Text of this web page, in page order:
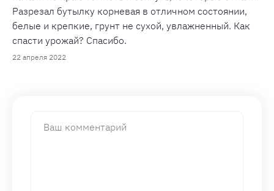
Разрезал бутылку корневая в отличном состоянии,
белые и крепкие, грунт не сухой, увлажненный. Как
спасти урожай? Спасибо.
22 апреля 2022